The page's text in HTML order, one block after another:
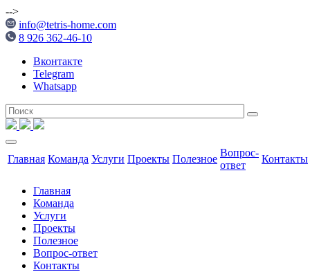
-->
info@tetris-home.com
8 926 362-46-10
Вконтакте
Telegram
Whatsapp
Главная Команда Услуги Проекты Полезное
Вопрос-
ответ
Контакты
Главная
Команда
Услуги
Проекты
Полезное
Вопрос-ответ
Контакты